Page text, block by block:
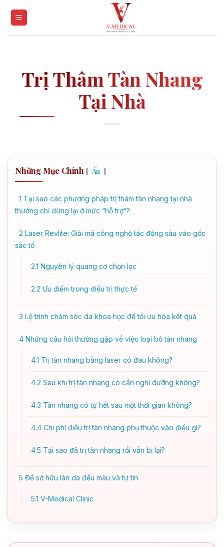
Trị Thâm Tàn Nhang
Tại Nhà
Những Mục Chính [ Ẩn ]
1 Tại sao các phương pháp trị thâm tàn nhang tại nhà
thường chỉ dừng lại ở mức “hỗ trợ”?
2 Laser Revlite: Giải mã công nghệ tác động sâu vào gốc
sắc tố
2.1 Nguyên lý quang cơ chọn lọc
2.2 Ưu điểm trong điều trị thực tế
3 Lộ trình chăm sóc da khoa học để tối ưu hóa kết quả
4 Những câu hỏi thường gặp về việc loại bỏ tàn nhang
4.1 Trị tàn nhang bằng laser có đau không?
4.2 Sau khi trị tàn nhang có cần nghỉ dưỡng không?
4.3 Tàn nhang có tự hết sau một thời gian không?
4.4 Chi phí điều trị tàn nhang phụ thuộc vào điều gì?
4.5 Tại sao đã trị tàn nhang rồi vẫn bị lại?
5 Để sở hữu làn da đều màu và tự tin
5.1 V-Medical Clinic